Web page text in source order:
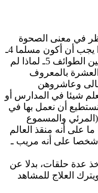
النظر في معنى الصحوة
..وهل مايحصل الآن هو صحوة 3ـ لماذا يجب أن أكون مسلما 4ـ
خطوات عملية لمحاولة إزالة الفرقة بين الطوائف 5ـ لماذا لم
بالمعروف
شيئا في المدارس أو
أن نعمل بها في
والمسموع
منقذ العالم
على أنه مريب ـ
حلقات، بدلا عن
للمشاهد